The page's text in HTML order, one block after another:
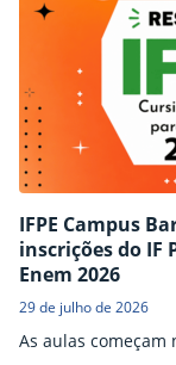
IFPE Campus
inscrições do
Enem 2026
29 de julho de 2026
As aulas começam